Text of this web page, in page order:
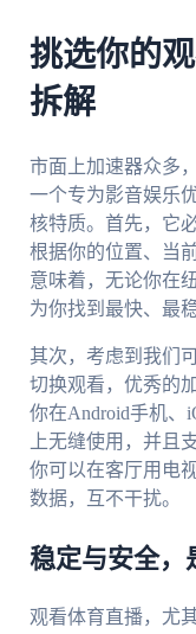
挑选你的
拆解
市面上加速器众多
一个专为影音娱乐
核特质。首先，它
根据你的位置、当
意味着，无论你在
为你找到最快、最
其次，考虑到我们
切换观看，优秀的
你在Android手机、
上无缝使用，并且
你可以在客厅用电
数据，互不干扰。
稳定与安全，
观看体育直播，尤